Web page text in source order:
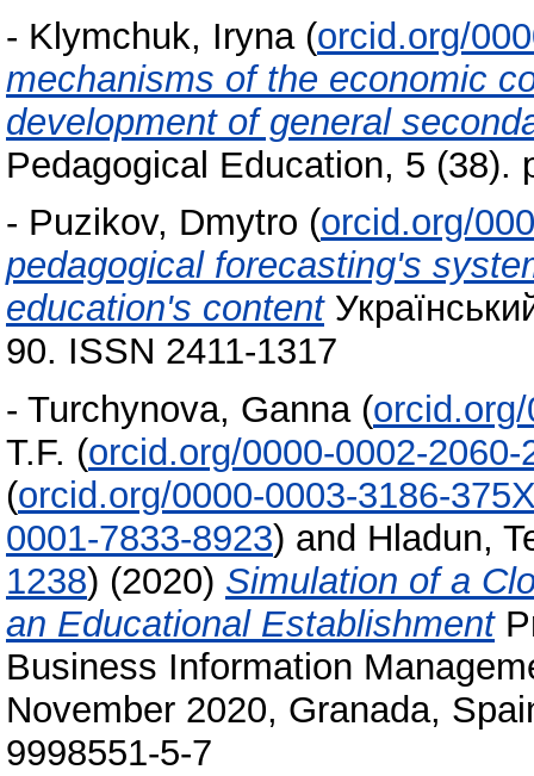
- Klymchuk, Iryna (orcid.org/
mechanisms of the economic
development of general
Pedagogical Education, 5 (38).
- Puzikov, Dmytro (orcid.org/
pedagogical forecasting's
education's content
90. ISSN 2411-1317
- Turchynova, Ganna (
T.F. (orcid.org/0000-0002-2060-
(orcid.org/0000-0003-3186-
0001-7833-8923) and Hladun,
1238) (2020) Simulation of a
an Educational Establishment
Business Information
November 2020, Granada,
9998551-5-7